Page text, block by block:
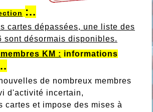
:..
cartes dépassées, une liste des
sont désormais disponibles.
KM : informations
de nombreux membres
d'activité incertain,
cartes et impose des mises à